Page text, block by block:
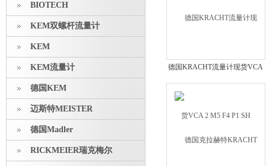
BIOTECH
KEM双螺杆流量计
KEM
KEM流量计
德国KEM
迈斯特MEISTER
德国Madler
RICKMEIER瑞克梅尔
德国KRACHT流量计现货VCA
2 M5 F4 P1 SH